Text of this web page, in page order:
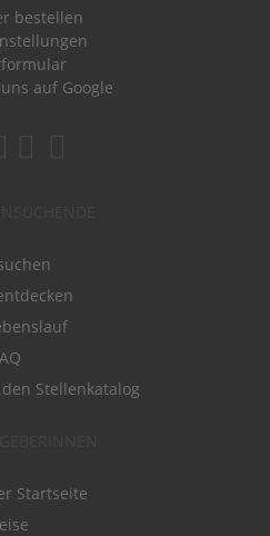
bestellen
auf Google
Stellenkatalog
Startseite